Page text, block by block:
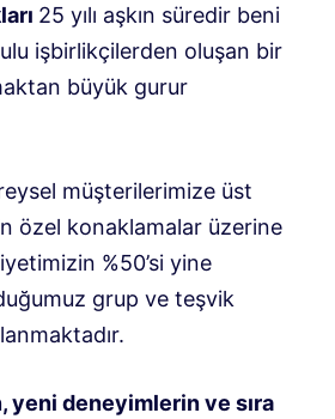
25 yılı aşkın süredir beni
işbirlikçilerden oluşan bir
büyük gurur
müşterilerimize üst
özel konaklamalar üzerine
%50’si yine
grup ve teşvik
yeni deneyimlerin ve sıra